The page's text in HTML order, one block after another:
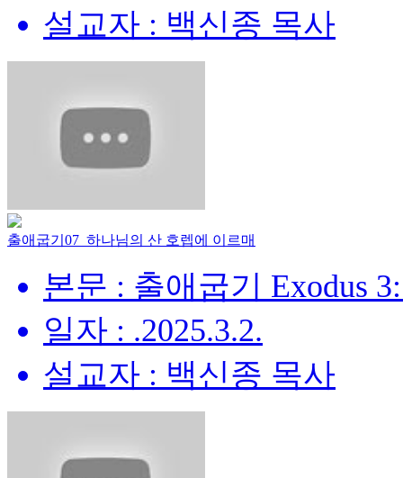
설교자 : 백신종 목사
출애굽기07_하나님의 산 호렙에 이르매
본문 : 출애굽기 Exodus
일자 : .2025.3.2.
설교자 : 백신종 목사